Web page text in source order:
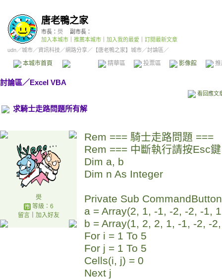
唐老鴨之家
市長： 燢
副市長：
加入本城市
推薦本城市 加入我的最愛
訂閱最新文章
udn／城市／資訊科技 ／網路分享／ 【唐老鴨之家】城市／討論區／
本城市首頁 精華區 投票區 影像館
討論區／Excel VBA
看回應文
求騎士走路問題所有解
燢
等級：6
留言｜ 加入好友
Rem === 騎士走路問題 ===
Rem === 中斷執行請按Esc鍵
Dim a, b
Dim n As Integer
Private Sub
a = Array(2, 1, -1, -2, -2, -1,
b = Array(1, 2, 2, 1, -1, -2, -
For i = 1 To 5
For j = 1 To 5
Cells(i, j) = 0
Next j